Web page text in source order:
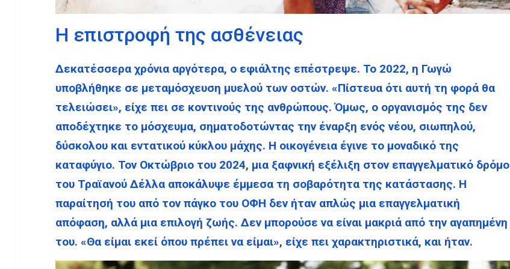
Η επιστροφή της ασθένειας
Δεκατέσσερα χρόνια αργότερα, ο εφιάλτης επέστρεψε. Το 2022, η Γωγώ
υποβλήθηκε σε μεταμόσχευση μυελού των οστών. «Πίστευα ότι αυτή τη φορά θα
τελειώσει», είχε πει σε κοντινούς της ανθρώπους. Όμως, ο οργανισμός της δεν
αποδέχτηκε το μόσχευμα, σηματοδοτώντας την έναρξη ενός νέου, σιωπηλού,
δύσκολου και εντατικού κύκλου μάχης. Η οικογένεια έγινε το μοναδικό της
καταφύγιο. Τον Οκτώβριο του 2024, μια ξαφνική εξέλιξη στον επαγγελματικό δρόμο
του Τραϊανού Δέλλα αποκάλυψε έμμεσα τη σοβαρότητα της κατάστασης. Η
παραίτησή του από τον πάγκο του ΟΦΗ δεν ήταν απλώς μια επαγγελματική
απόφαση, αλλά μια επιλογή ζωής. Δεν μπορούσε να είναι μακριά από την αγαπημένη
του. «Θα είμαι εκεί όπου πρέπει να είμαι», είχε πει χαρακτηριστικά, και ήταν.